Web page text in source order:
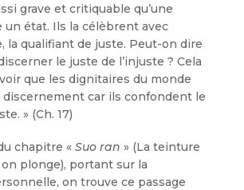
grave et critiquable qu’une
un état. Ils la célèbrent avec
la qualifiant de juste. Peut-on dire
le juste de l’injuste ? Cela
que les dignitaires du monde
discernement car ils confondent le
» (Ch. 17)
chapitre «Suo ran » (La teinture
plonge), portant sur la
on trouve ce passage